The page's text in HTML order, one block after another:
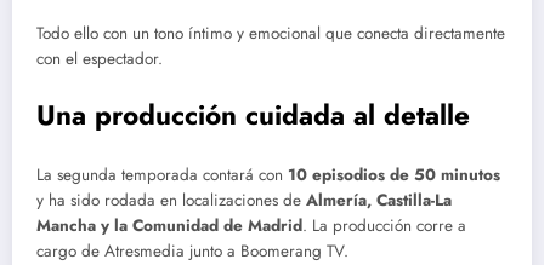
Todo ello con un tono íntimo y emocional que conecta directamente
con el espectador.
Una producción cuidada al detalle
La segunda temporada contará con 10 episodios de 50 minutos
y ha sido rodada en localizaciones de Almería, Castilla-La
Mancha y la Comunidad de Madrid. La producción corre a
cargo de Atresmedia junto a Boomerang TV.